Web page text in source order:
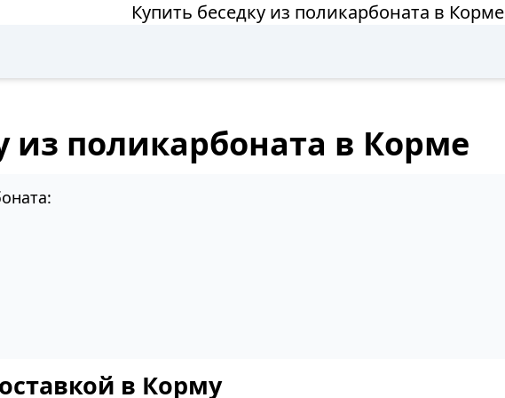
Купить беседку из поликарбоната в Корме
из поликарбоната в Корме
в Корму